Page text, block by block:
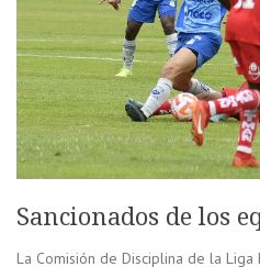
Sancionados de los
La Comisión de Disciplina de la